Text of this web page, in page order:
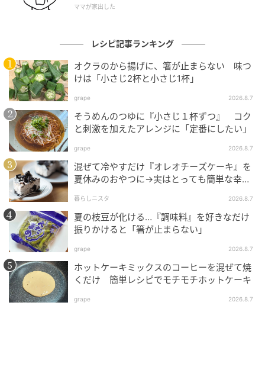
E・レシピ
3. 器に盛ってバルサミコ酢、オリーブ油をかけ、レモ
ンを添える。
ママが家出した
レシピ記事ランキング
オクラのから揚げに、箸が止まらない 味つ
けは「小さじ2杯と小さじ1杯」
grape 2026.8.7
そうめんのつゆに『小さじ１杯ずつ』 コク
と刺激を加えたアレンジに「定番にしたい」
grape 2026.8.7
混ぜて冷やすだけ『オレオチーズケーキ』を
夏休みのおやつに→実はとっても簡単な幸せ
暮らしニスタ 2026.8.7
夏の枝豆が化ける…『調味料』を好きなだけ
振りかけると「箸が止まらない」
grape 2026.8.7
ホットケーキミックスのコーヒーを混ぜて焼
くだけ 簡単レシピでモチモチホットケーキ
grape 2026.8.7